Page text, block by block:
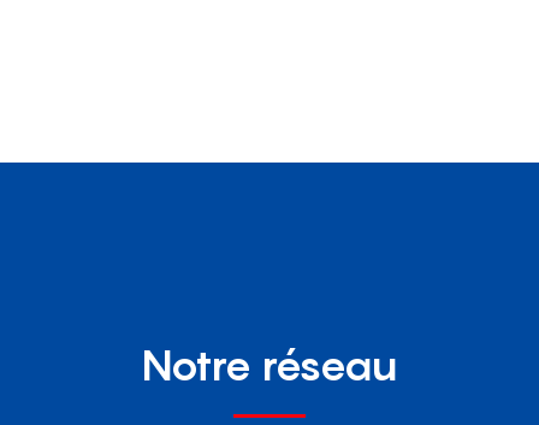
Notre réseau